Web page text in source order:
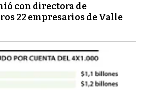
con directora de
22 empresarios de Valle